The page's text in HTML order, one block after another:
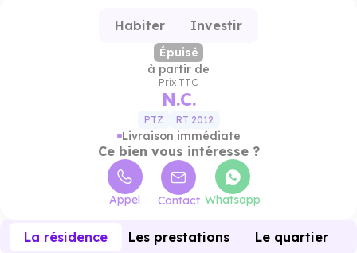
Habiter Investir
Épuisé
à partir de
Prix TTC
N.C.
PTZ RT 2012
Livraison immédiate
Ce bien vous intéresse ?
Appel Contact Whatsapp
La résidence Les prestations Le quartier